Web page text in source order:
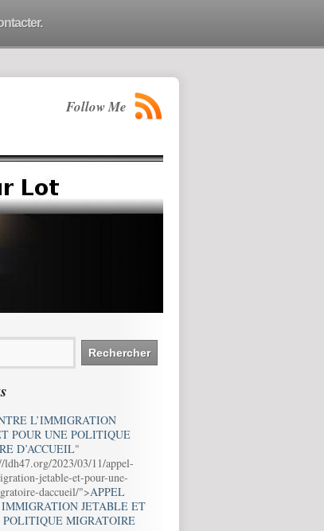
Follow Me
L’IMMIGRATION
POUR UNE POLITIQUE
D’ACCUEIL"
2023/03/11/appel-
jetable-et-pour-une-
daccueil/">APPEL
JETABLE ET
POLITIQUE MIGRATOIRE